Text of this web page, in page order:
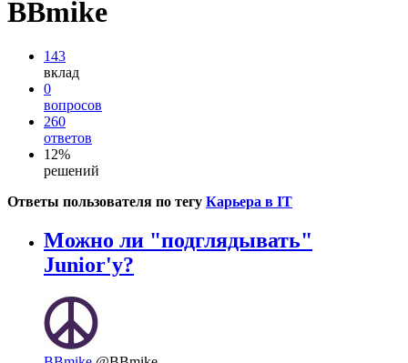
BBmike
143
вклад
0
вопросов
260
ответов
12%
решений
Ответы пользователя по тегу Карьера в IT
Можно ли "подглядывать"
Junior'у?